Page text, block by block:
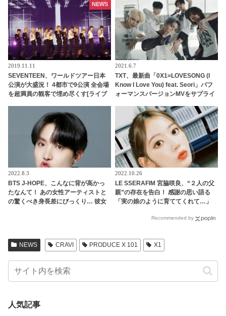
に隠された意外な思いまで明らかに
「僕はメンバーの中で○○担当なの
で」
2019.11.11
SEVENTEEN、ワールドツアー日本
公演が大盛況！ 4都市で9公演 全会場
を超満員の観客で埋め尽くす[ライブ
NEWS
2021.6.7
TXT、最新曲「0X1=LOVESONG (I
Know I Love You) feat. Seori」パフ
ォーマンスバージョンMVをサプライ
まで生かした完成度の高いパフォー
マンスを実現
2022.8.3
BTS J-HOPE、こんなに背が高かっ
たなんて！ あの女性アーティストと
の驚くべき身長差にびっくり… 彼女
2022.10.26
LE SSERAFIM 宮脇咲良、“２人の父
親”の存在を告白！ 感謝の思い語る
「実の娘のように育ててくれて…」
ティブな話題にも臆せず堂々とした
Recommended by
NEWS CRAVI PRODUCE X 101 X1
人気記事